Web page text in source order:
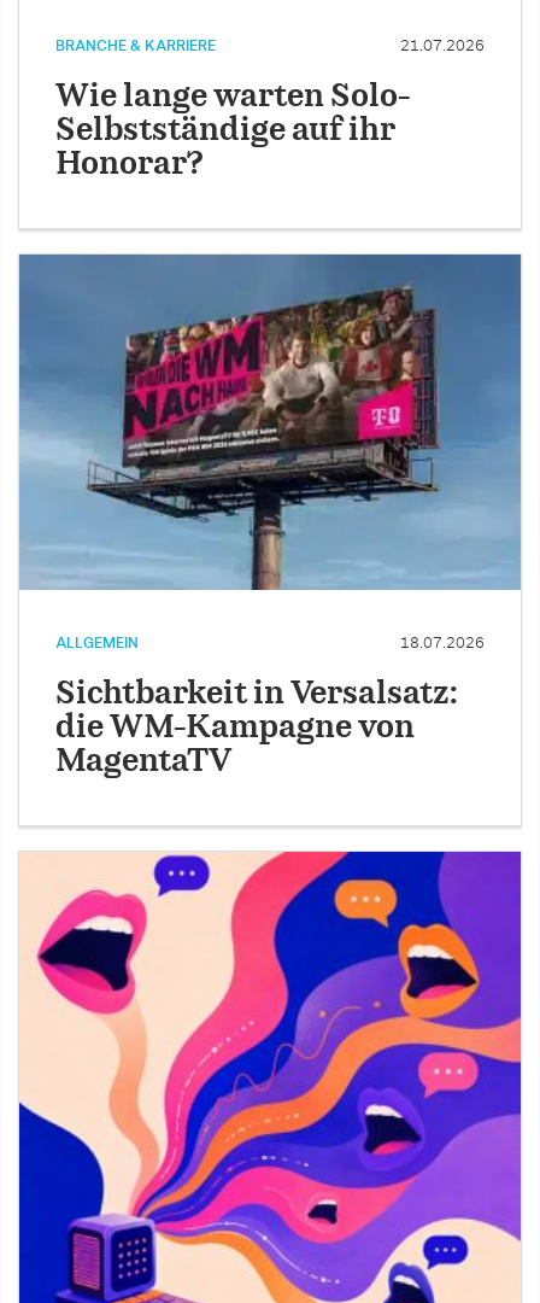
BRANCHE & KARRIERE 21.07.2026
Wie lange warten Solo-
Selbstständige auf ihr
Honorar?
ALLGEMEIN 18.07.2026
Sichtbarkeit in Versalsatz:
die WM-Kampagne von
MagentaTV